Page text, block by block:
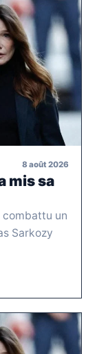
8 août 2026
mis sa
combattu un
Sarkozy